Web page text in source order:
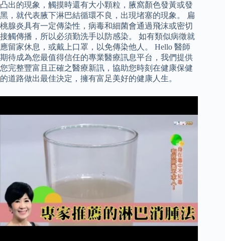
凸出的現象，觸摸時還有大小顆粒，腋窩顏色發黃或發
黑，就代表腋下淋巴結循環不良，出現堵塞的現象。 扁
桃腺炎具有一定傳染性，病毒和細菌會通過飛沫或密切
接觸傳播，所以必須勤洗手以防感染。 如有類似病徵就
應留家休息，或戴上口罩，以免傳染他人。 Hello 醫師
期待成為您最值得信任的專業醫療訊息平台，我們提供
您完整豐富且正確之醫療新訊，協助您時刻在健康保健
的道路做出最佳決定，擁有富足美好的健康人生。